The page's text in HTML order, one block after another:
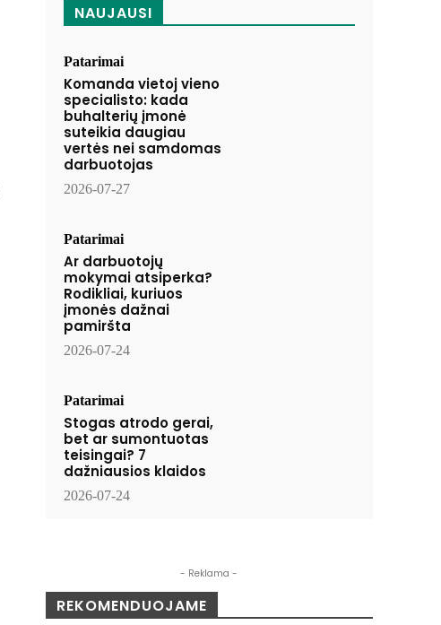
NAUJAUSI
Patarimai
Komanda vietoj vieno
specialisto: kada
buhalterių įmonė
suteikia daugiau
vertės nei samdomas
darbuotojas
2026-07-27
Patarimai
Ar darbuotojų
mokymai atsiperka?
Rodikliai, kuriuos
įmonės dažnai
pamiršta
2026-07-24
Patarimai
Stogas atrodo gerai,
bet ar sumontuotas
teisingai? 7
dažniausios klaidos
2026-07-24
- Reklama -
REKOMENDUOJAME